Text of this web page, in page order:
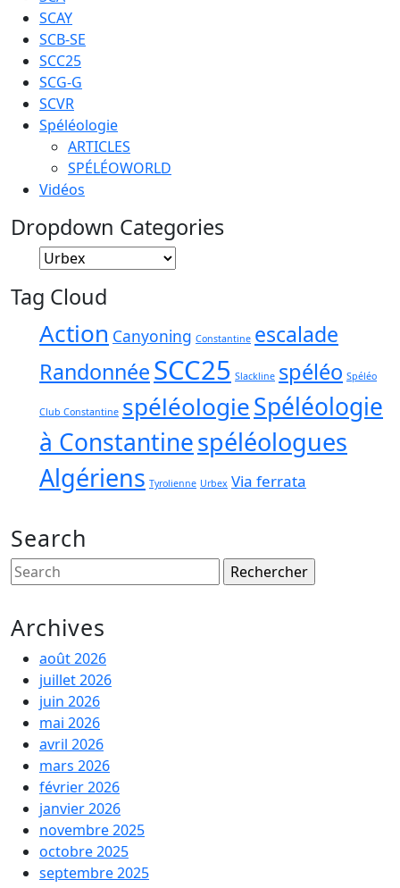
SCAY
SCB-SE
SCC25
SCG-G
SCVR
Spéléologie
ARTICLES
SPÉLÉOWORLD
Vidéos
Dropdown Categories
Tag Cloud
Action Canyoning Constantine escalade
RandonnéeSCC25 Slackline spéléo Spéléo
Club Constantine spéléologieSpéléologie
à Constantinespéléologues
Algériens Tyrolienne Urbex Via ferrata
Search
Search
for:
Archives
août 2026
juillet 2026
juin 2026
mai 2026
avril 2026
mars 2026
février 2026
janvier 2026
novembre 2025
octobre 2025
septembre 2025